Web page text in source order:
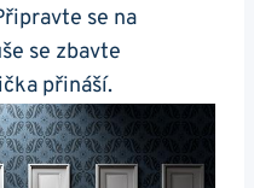
se ⁢na
se zbavte
přináší.